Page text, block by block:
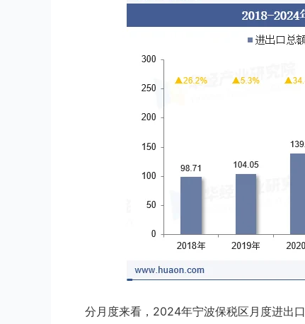
分月度来看，2024年宁波保税区月度进出